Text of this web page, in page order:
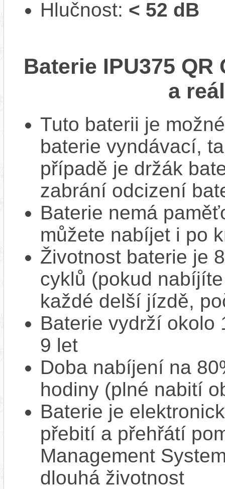
Hlučnost: < 52 dB
Baterie IPU375 QR
a
Tuto baterii je
baterie vyndávací,
případě je držák
zabrání odcizení
Baterie nemá
můžete nabíjet i po
Životnost baterie je
cyklů (pokud
každé delší jízdě,
Baterie vydrží okolo
9 let
Doba nabíjení na
hodiny (plné nabití
Baterie je
přebití a přehřátí
Management
dlouhá životnost